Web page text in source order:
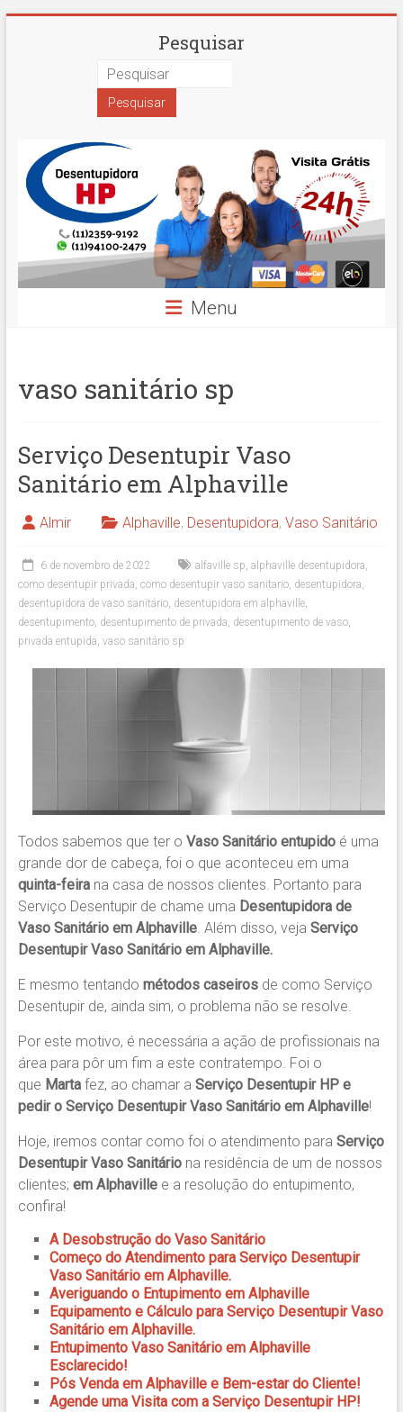
Desentupidora
Paulo
Hidro
Prime
Pesquisar
Menu
vaso sanitário sp
Serviço Desentupir Vaso
Sanitário em Alphaville
Almir Alphaville, Desentupidora, Vaso Sanitário
6 de novembro de 2022 alfaville sp, alphaville desentupidora,
como desentupir privada, como desentupir vaso sanitario, desentupidora,
desentupidora de vaso sanitário, desentupidora em alphaville,
desentupimento, desentupimento de privada, desentupimento de vaso,
privada entupida, vaso sanitário sp
Todos sabemos que ter o Vaso Sanitário entupido é uma
grande dor de cabeça, foi o que aconteceu em uma
quinta-feirana casa de nossos clientes. Portanto para
Serviço Desentupir de chame uma Desentupidora de
Vaso Sanitário em Alphaville. Além disso, veja Serviço
Desentupir Vaso Sanitário em Alphaville.
E mesmo tentando métodos caseirosde como Serviço
Desentupir de, ainda sim, o problema não se resolve.
Por este motivo, é necessária a ação de profissionais na
área para pôr um fim a este contratempo. Foi o
que Marta fez, ao chamar a Serviço Desentupir HP e
pedir oServiço Desentupir Vaso Sanitário em Alphaville!
Hoje, iremos contar como foi o atendimento para Serviço
Desentupir Vaso Sanitário na residência de um de nossos
clientes; em Alphavillee a resolução do entupimento,
confira!
A Desobstrução do Vaso Sanitário
Começo do Atendimento para Serviço Desentupir
Vaso Sanitário em Alphaville.
Averiguando o Entupimento em Alphaville
Equipamento e Cálculo para Serviço Desentupir Vaso
Sanitário em Alphaville.
Entupimento Vaso Sanitário em Alphaville
Esclarecido!
Pós Venda em Alphaville e Bem-estar do Cliente!
Agende uma Visita com a Serviço Desentupir HP!